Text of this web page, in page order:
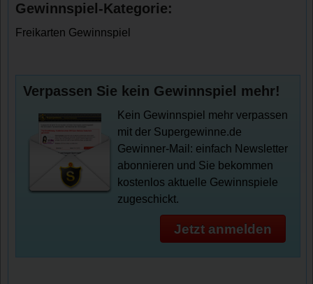
Gewinnspiel-Kategorie:
Freikarten Gewinnspiel
Verpassen Sie kein Gewinnspiel mehr!
Kein Gewinnspiel mehr verpassen
mit der Supergewinne.de
Gewinner-Mail: einfach Newsletter
abonnieren und Sie bekommen
kostenlos aktuelle Gewinnspiele
zugeschickt.
Jetzt anmelden